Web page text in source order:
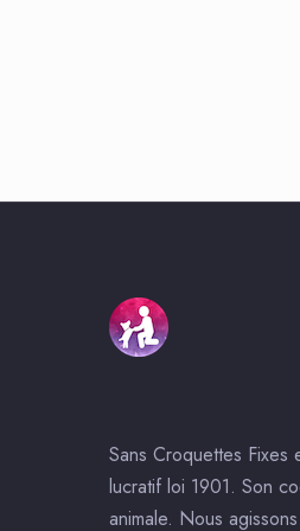
Sans Croquettes Fixes
lucratif loi 1901. Son
animale. Nous